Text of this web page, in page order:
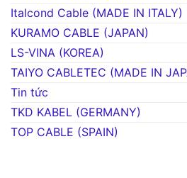
Italcond Cable (MADE IN ITALY)
KURAMO CABLE (JAPAN)
LS-VINA (KOREA)
TAIYO CABLETEC (MADE IN
Tin tức
TKD KABEL (GERMANY)
TOP CABLE (SPAIN)